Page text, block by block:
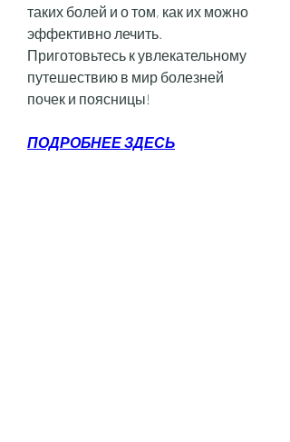
таких болей и о том, как их можно
эффективно лечить.
Приготовьтесь к увлекательному
путешествию в мир болезней
почек и поясницы!
ПОДРОБНЕЕ ЗДЕСЬ